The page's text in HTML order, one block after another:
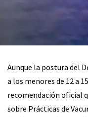
Aunque la postura del
a los menores de 12 a
recomendación oficial
sobre Prácticas de